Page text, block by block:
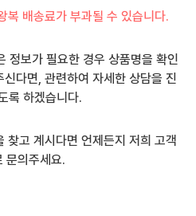
복 배송료가 부과될 수 있습니다.
정보가 필요한 경우 상품명을 확인
다면, 관련하여 자세한 상담을 진
록 하겠습니다.
찾고 계시다면 언제든지 저희 고객
문의주세요.